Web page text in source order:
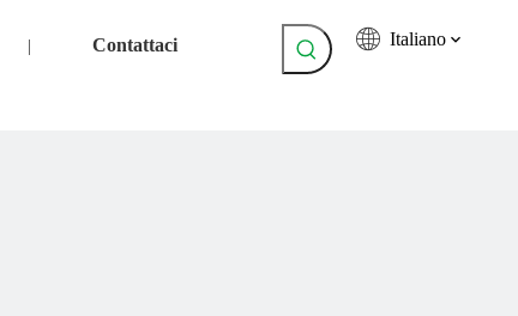
| Contattaci Italiano